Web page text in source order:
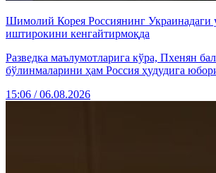
Шимолий Корея Россиянинг Украинадаги
иштирокини кенгайтирмоқда
Разведка маълумотларига кўра, Пхенян
бўлинмаларини ҳам Россия ҳудудига
15:06 / 06.08.2026